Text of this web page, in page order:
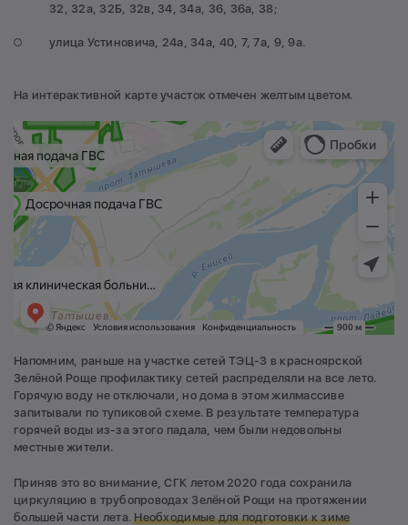
32, 32а, 32Б, 32в, 34, 34а, 36, 36а, 38;
улица Устиновича, 24а, 34а, 40, 7, 7а, 9, 9а.
На интерактивной карте участок отмечен желтым цветом.
Напомним, раньше на участке сетей ТЭЦ-3 в красноярской
Зелёной Роще профилактику сетей распределяли на все лето.
Горячую воду не отключали, но дома в этом жилмассиве
запитывали по тупиковой схеме. В результате температура
горячей воды из-за этого падала, чем были недовольны
местные жители.
Приняв это во внимание, СГК летом 2020 года сохранила
циркуляцию в трубопроводах Зелёной Рощи на протяжении
большей части лета.Необходимые для подготовки к зиме